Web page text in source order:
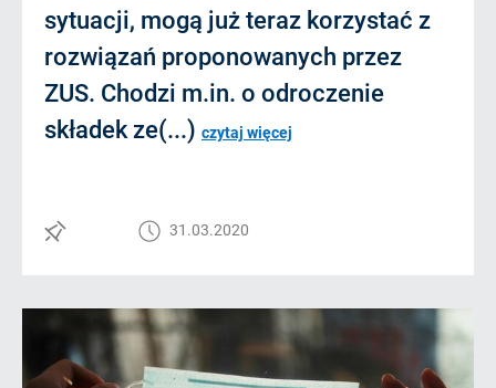
sytuacji, mogą już teraz korzystać z
rozwiązań proponowanych przez
ZUS. Chodzi m.in. o odroczenie
składek ze(...) czytaj więcej
31.03.2020